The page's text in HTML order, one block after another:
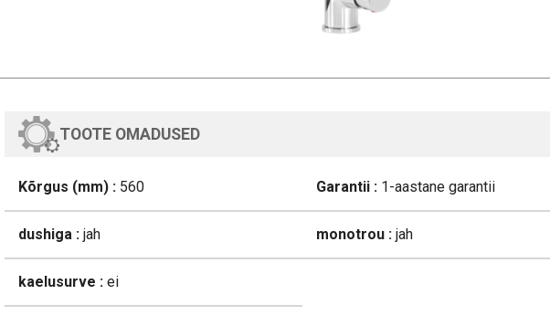
TOOTE OMADUSED
Kõrgus (mm) : 560 Garantii :1-aastane garantii
dushiga : jah monotrou :jah
kaelusurve : ei